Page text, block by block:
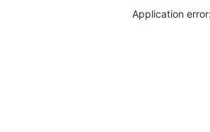
Application